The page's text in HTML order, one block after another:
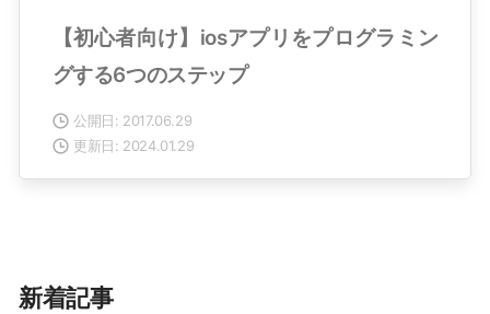
【初心者向け】iosアプリをプログラミン
グする6つのステップ
公開日: 2017.06.29
更新日: 2024.01.29
新着記事